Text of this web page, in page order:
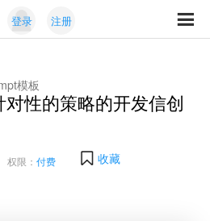
登录 注册
模板
性的策略的开发信创
权限： 付费 收藏